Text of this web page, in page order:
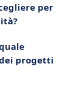
per
progetti